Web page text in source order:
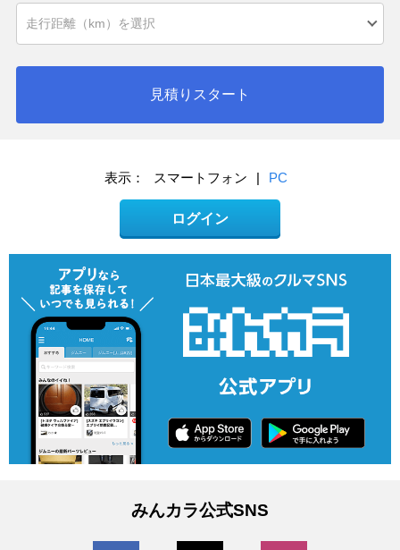
見積りスタート
表示： スマートフォン | PC
ログイン
みんカラ公式SNS